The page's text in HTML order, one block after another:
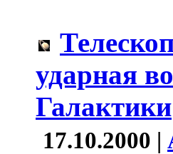
ударная
Галактики
17.10.2000 |